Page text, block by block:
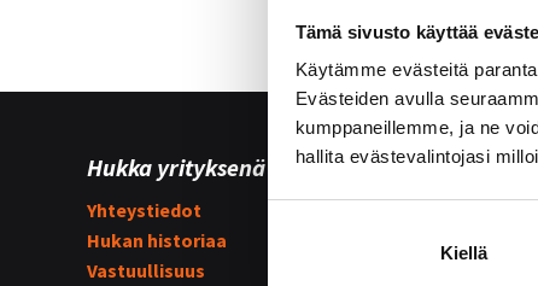
Tämä sivusto käyttää
Käytämme evästeitä
Evästeiden avulla
kumppaneillemme, ja ne
hallita evästevalintojasi
Kiellä
Hukka yrityksenä
Yhteystiedot
Hukan historiaa
Vastuullisuus